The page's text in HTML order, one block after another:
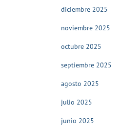
diciembre 2025
noviembre 2025
octubre 2025
septiembre 2025
agosto 2025
julio 2025
junio 2025